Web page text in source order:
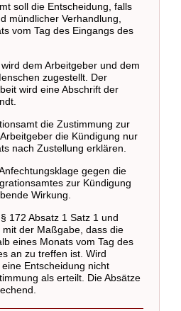
soll die Entscheidung, falls
mündlicher Verhandlung,
vom Tag des Eingangs des
dem Arbeitgeber und dem
zugestellt. Der
wird eine Abschrift der
die Zustimmung zur
die Kündigung nur
nach Zustellung erklären.
gegen die
zur Kündigung
Wirkung.
172 Absatz 1 Satz 1 und
mit der Maßgabe, dass die
eines Monats vom Tag des
an zu treffen ist. Wird
Entscheidung nicht
als erteilt. Die Absätze